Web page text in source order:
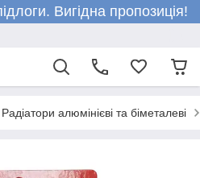
Вигідна пропозиція!
Радіатори алюмінієві та біметалеві